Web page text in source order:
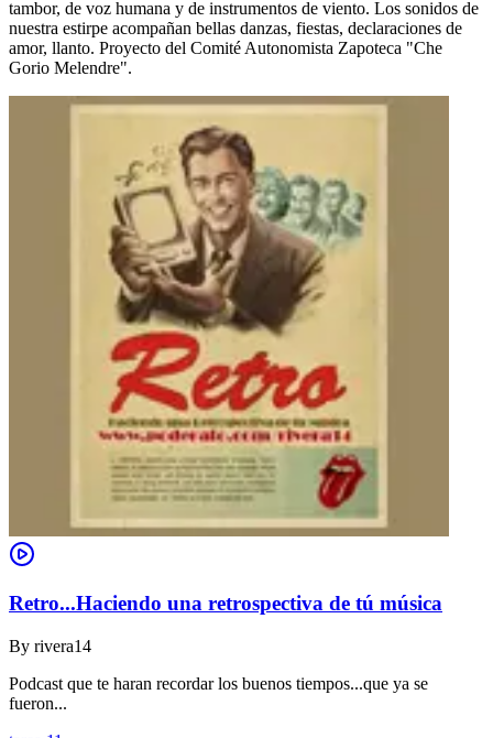
tambor, de voz humana y de instrumentos de viento. Los sonidos de
nuestra estirpe acompañan bellas danzas, fiestas, declaraciones de
amor, llanto. Proyecto del Comité Autonomista Zapoteca "Che
Gorio Melendre".
Retro...Haciendo una retrospectiva de tú música
By rivera14
Podcast que te haran recordar los buenos tiempos...que ya se
fueron...